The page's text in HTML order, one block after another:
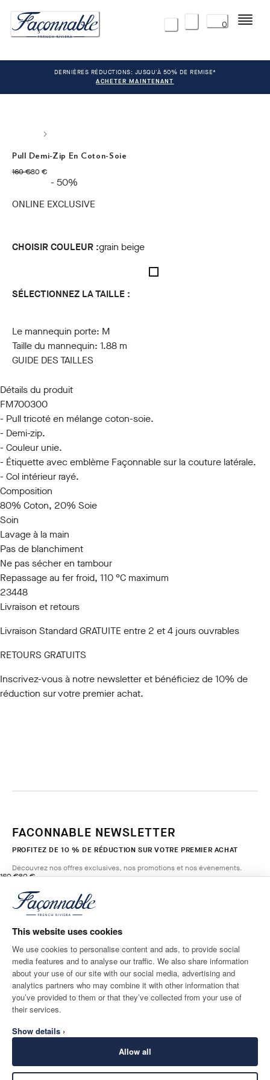
This website uses cookies
We use cookies to personalise content and ads, to provide social
media features and to analyse our traffic. We also share information
about your use of our site with our social media, advertising and
analytics partners who may combine it with other information that
you’ve provided to them or that they’ve collected from your use of
their services.
Show details ›
Allow all
0 Menu
DERNIÈRES RÉDUCTIONS: JUSQU'À 50% DE REMISE*
ACHETER MAINTENANT
Pull Demi-Zip En Coton-Soie
160 €
original price 160 €
80 €
current price 80 €
- 50%
ONLINE EXCLUSIVE
CHOISIR COULEUR :grain beige
SÉLECTIONNEZ LA TAILLE :
Le mannequin porte: M
Taille du mannequin: 1.88 m
GUIDE DES TAILLES
Détails du produit
FM700300
- Pull tricoté en mélange coton-soie.
- Demi-zip.
- Couleur unie.
- Étiquette avec emblème Façonnable sur la couture latérale.
- Col intérieur rayé.
Composition
80% Coton, 20% Soie
Soin
Lavage à la main
Pas de blanchiment
Ne pas sécher en tambour
Repassage au fer froid, 110 °C maximum
23448
Livraison et retours
Livraison Standard GRATUITE entre 2 et 4 jours ouvrables
RETOURS GRATUITS
Inscrivez-vous à notre newsletteret bénéficiez de 10% de
réduction sur votre premier achat.
160 €
original price 160 €
80 €
current price 80 €
GRAIN
BEIGE
Taille
AJOUTER AU PANIER
FACONNABLE NEWSLETTER
PROFITEZ DE 10 % DE RÉDUCTION SUR VOTRE PREMIER ACHAT
Découvrez nos offres exclusives, nos promotions et nos évènements.
E-mail*
ADRESSE POSTALE
France
LANGUE
Français
CONTACTEZ-NOUS